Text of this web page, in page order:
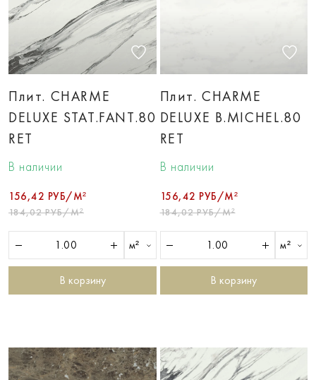
Плит. CHARME
DELUXE STAT.FANT.80
RET
В наличии
156,42 РУБ/М²
184,02 РУБ/М²
м²
В корзину
Плит. CHARME
DELUXE B.MICHEL.80
RET
В наличии
156,42 РУБ/М²
184,02 РУБ/М²
м²
В корзину